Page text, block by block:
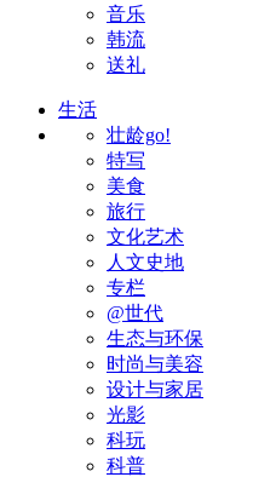
音乐
韩流
送礼
生活
壮龄go!
特写
美食
旅行
文化艺术
人文史地
专栏
@世代
生态与环保
时尚与美容
设计与家居
光影
科玩
科普